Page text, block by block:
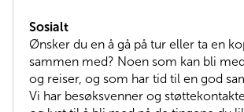
Sosialt
Ønsker du en å gå på tur eller ta en
sammen med? Noen som kan bli
og reiser, og som har tid til en god
Vi har besøksvenner og